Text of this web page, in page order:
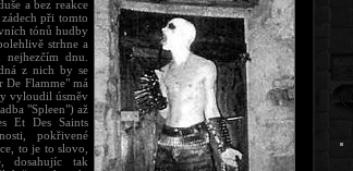
a bez reakce
při tomto
tónů hudby
strhne a
dnu.
z nich by se
De Flamme" má
vyloudil úsměv
"Spleen") až
Et Des Saints
pokřivené
to je to slovo,
dosahujíc tak